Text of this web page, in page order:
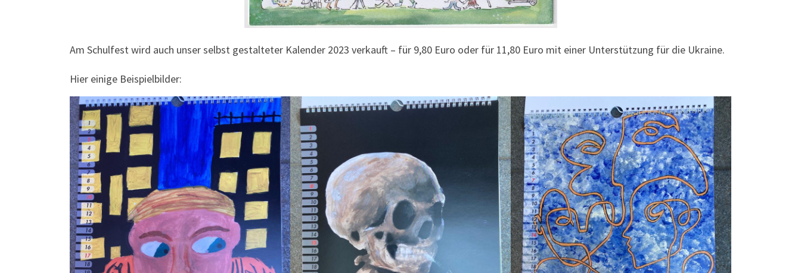
Am Schulfest wird auch unser selbst gestalteter Kalender 2023 verkauft – für 9,80 Euro oder für 11,80 Euro mit einer Unterstützung für die Ukraine.
Hier einige Beispielbilder: